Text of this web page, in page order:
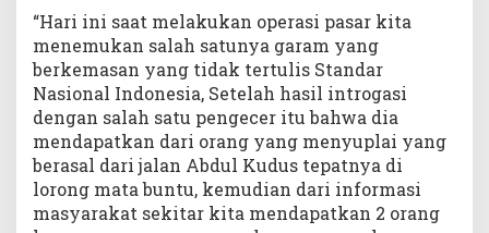
“Hari ini saat melakukan operasi pasar kita
menemukan salah satunya garam yang
berkemasan yang tidak tertulis Standar
Nasional Indonesia, Setelah hasil introgasi
dengan salah satu pengecer itu bahwa dia
mendapatkan dari orang yang menyuplai yang
berasal dari jalan Abdul Kudus tepatnya di
lorong mata buntu, kemudian dari informasi
masyarakat sekitar kita mendapatkan 2 orang